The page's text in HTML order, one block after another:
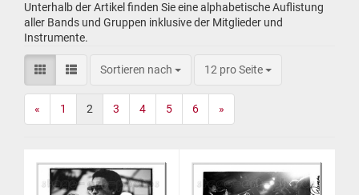
Unterhalb der Artikel finden Sie eine alphabetische Auflistung
aller Bands und Gruppen inklusive der Mitglieder und
Instrumente.
Sortieren nach 12 pro Seite
« 1 2 3 4 5 6 »